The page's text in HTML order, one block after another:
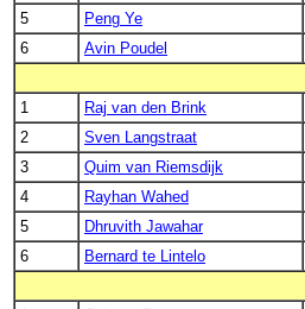
5
Peng Ye
6
Avin Poudel
1
Raj van den Brink
2
Sven Langstraat
3
Quim van Riemsdijk
4
Rayhan Wahed
5
Dhruvith Jawahar
6
Bernard te Lintelo